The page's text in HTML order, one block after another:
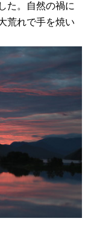
た。自然の禍に
荒れで手を焼い